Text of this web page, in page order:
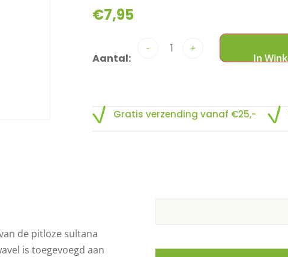
€7,95
- +
Gratis verzending vanaf €25,-
de pitloze sultana
is toegevoegd aan